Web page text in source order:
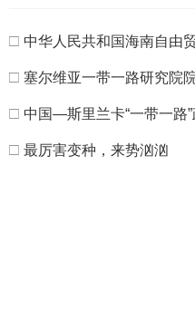
□ 中华人民共和国海南自由
□ 塞尔维亚一带一路研究院
□ 中国—斯里兰卡“一带一路
□ 最厉害变种，来势汹汹